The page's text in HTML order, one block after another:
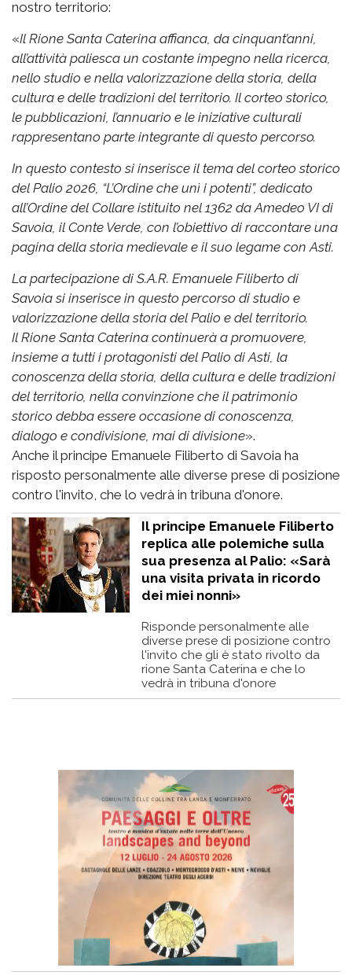
nostro territorio:
«Il Rione Santa Caterina affianca, da cinquant’anni,
all’attività paliesca un costante impegno nella ricerca,
nello studio e nella valorizzazione della storia, della
cultura e delle tradizioni del territorio. Il corteo storico,
le pubblicazioni, l’annuario e le iniziative culturali
rappresentano parte integrante di questo percorso.
In questo contesto si inserisce il tema del corteo storico
del Palio 2026, “L’Ordine che unì i potenti”, dedicato
all’Ordine del Collare istituito nel 1362 da Amedeo VI di
Savoia, il Conte Verde, con l’obiettivo di raccontare una
pagina della storia medievale e il suo legame con Asti.
La partecipazione di S.A.R. Emanuele Filiberto di
Savoia si inserisce in questo percorso di studio e
valorizzazione della storia del Palio e del territorio.
Il Rione Santa Caterina continuerà a promuovere,
insieme a tutti i protagonisti del Palio di Asti, la
conoscenza della storia, della cultura e delle tradizioni
del territorio, nella convinzione che il patrimonio
storico debba essere occasione di conoscenza,
dialogo e condivisione, mai di divisione».
Anche il principe Emanuele Filiberto di Savoia ha
risposto personalmente alle diverse prese di posizione
contro l'invito, che lo vedrà in tribuna d'onore.
Il principe Emanuele Filiberto
replica alle polemiche sulla
sua presenza al Palio: «Sarà
una visita privata in ricordo
dei miei nonni»
Risponde personalmente alle
diverse prese di posizione contro
l'invito che gli è stato rivolto da
rione Santa Caterina e che lo
vedrà in tribuna d'onore